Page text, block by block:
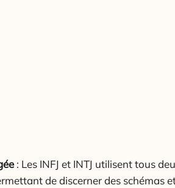
: Les INFJ et INTJ utilisent tous
de discerner des schémas